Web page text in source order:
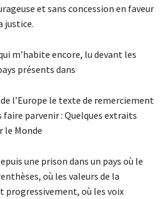
et sans concession en faveur
justice.
m’habite encore, lu devant les
présents dans
l’Europe le texte de remerciement
faire parvenir : Quelques extraits
le Monde
une prison dans un pays où le
où les valeurs de la
progressivement, où les voix